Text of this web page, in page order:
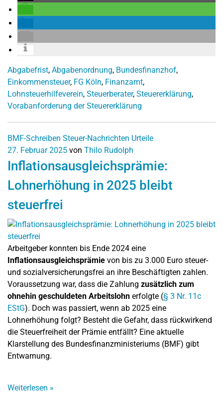
Abgabefrist, Abgabenordnung, Bundesfinanzhof,
Einkommensteuer, FG Köln, Finanzamt,
Lohnsteuerhilfeverein, Steuerberater, Steuererklärung,
Vorabanforderung der Steuererklärung
BMF-Schreiben Steuer-Nachrichten Urteile
27. Februar 2025 von Thilo Rudolph
Inflationsausgleichsprämie:
Lohnerhöhung in 2025 bleibt
steuerfrei
Arbeitgeber konnten bis Ende 2024 eine
Inflationsausgleichsprämie von bis zu 3.000 Euro steuer-
und sozialversicherungsfrei an ihre Beschäftigten zahlen.
Voraussetzung war, dass die Zahlung zusätzlich zum
ohnehin geschuldeten Arbeitslohn erfolgte (§ 3 Nr. 11c
EStG). Doch was passiert, wenn ab 2025 eine
Lohnerhöhung folgt? Besteht die Gefahr, dass rückwirkend
die Steuerfreiheit der Prämie entfällt? Eine aktuelle
Klarstellung des Bundesfinanzministeriums (BMF) gibt
Entwarnung.
Weiterlesen »